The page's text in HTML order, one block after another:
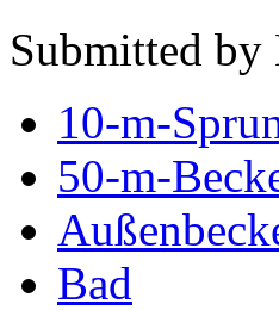
Submitted by
10-m-
50-m-
Bad